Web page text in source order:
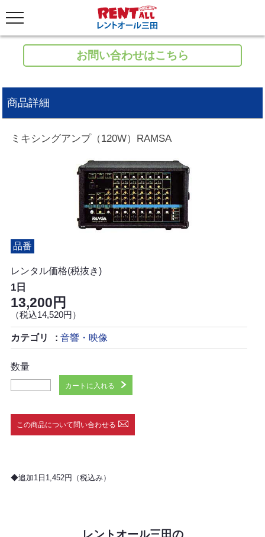
お問い合わせはこちら
商品詳細
ミキシングアンプ（120W）RAMSA
品番
レンタル価格(税抜き)
1日
13,200円
（税込14,520円）
カテゴリ 音響・映像
数量
カートに入れる
この商品について問い合わせる
◆追加1日1,452円（税込み）
レントオール三田の